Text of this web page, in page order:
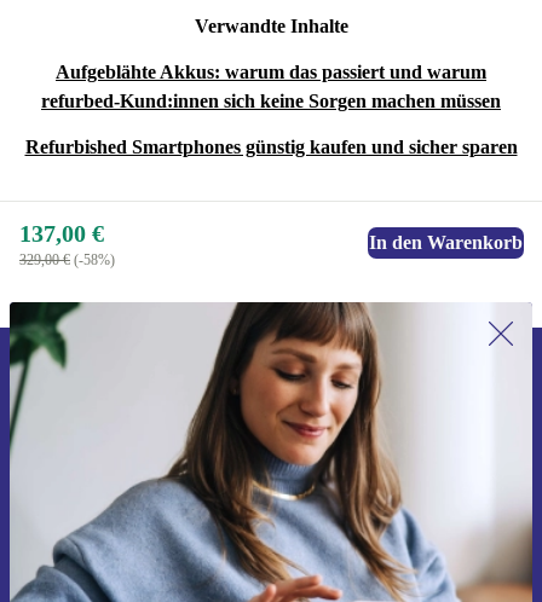
Verwandte Inhalte
Aufgeblähte Akkus: warum das passiert und warum
refurbed-Kund:innen sich keine Sorgen machen müssen
Refurbished Smartphones günstig kaufen und sicher sparen
137,00 €
329,00 € (-58%)
In den Warenkorb
Erstmals zum Newsletter anmelden,
15 € sparen!
Verpasse kein Angebot mehr.
Gutschein anfordern